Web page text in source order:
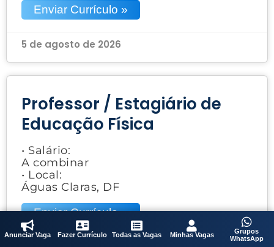
Enviar Currículo »
5 de agosto de 2026
Professor / Estagiário de
Educação Física
• Salário:
A combinar
• Local:
Águas Claras, DF
Enviar Currículo »
Anunciar Vaga Fazer Currículo Todas as Vagas Minhas Vagas
Grupos
WhatsApp